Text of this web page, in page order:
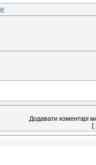
Додавати коментарі
[